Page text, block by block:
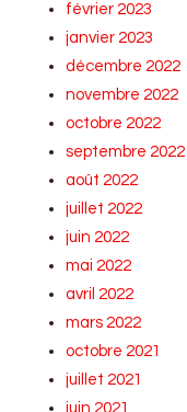
février 2023
janvier 2023
décembre 2022
novembre 2022
octobre 2022
septembre 2022
août 2022
juillet 2022
juin 2022
mai 2022
avril 2022
mars 2022
octobre 2021
juillet 2021
juin 2021